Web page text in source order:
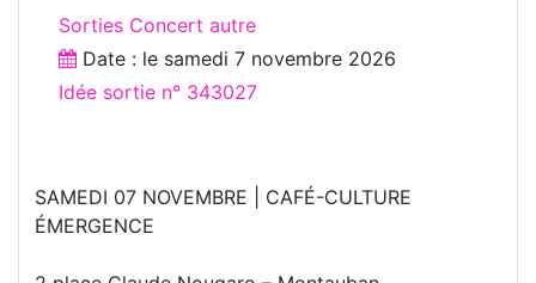
Sorties Concert autre
Date : le samedi 7 novembre 2026
Idée sortie n° 343027
SAMEDI 07 NOVEMBRE | CAFÉ-CULTURE
ÉMERGENCE